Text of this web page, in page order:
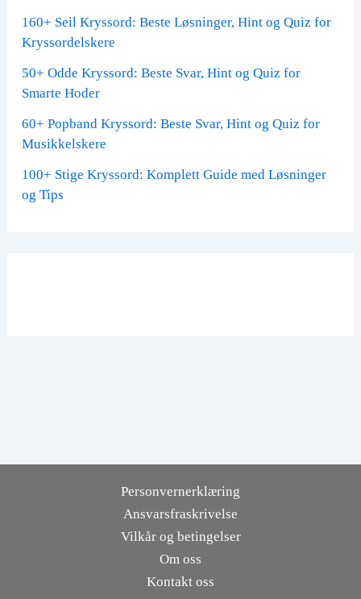
160+ Seil Kryssord: Beste Løsninger, Hint og Quiz for
Kryssordelskere
50+ Odde Kryssord: Beste Svar, Hint og Quiz for
Smarte Hoder
60+ Popband Kryssord: Beste Svar, Hint og Quiz for
Musikkelskere
100+ Stige Kryssord: Komplett Guide med Løsninger
og Tips
Personvernerklæring
Ansvarsfraskrivelse
Vilkår og betingelser
Om oss
Kontakt oss